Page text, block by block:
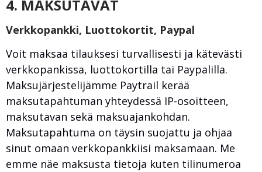
4. MAKSUTAVAT
Verkkopankki, Luottokortit, Paypal
Voit maksaa tilauksesi turvallisesti ja kätevästi
verkkopankissa, luottokortilla tai Paypalilla.
Maksujärjestelijämme Paytrail kerää
maksutapahtuman yhteydessä IP-osoitteen,
maksutavan sekä maksuajankohdan.
Maksutapahtuma on täysin suojattu ja ohjaa
sinut omaan verkkopankkiisi maksamaan. Me
emme näe maksusta tietoja kuten tilinumeroa